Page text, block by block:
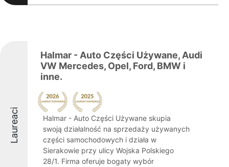
Laureaci
Halmar - Auto Części Używane, Audi
VW Mercedes, Opel, Ford, BMW i
inne.
Halmar - Auto Części Używane skupia
swoją działalność na sprzedaży używanych
części samochodowych i działa w
Sierakowie przy ulicy Wojska Polskiego
28/1. Firma oferuje bogaty wybór